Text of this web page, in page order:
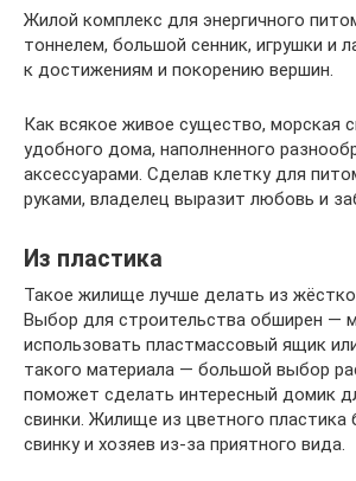
Жилой комплекс для энергичного
тоннелем, большой сенник, игрушки и
к достижениям и покорению вершин.
Как всякое живое существо, морская
удобного дома, наполненного
аксессуарами. Сделав клетку для
руками, владелец выразит любовь и
Из пластика
Такое жилище лучше делать из
Выбор для строительства обширен —
использовать пластмассовый ящик
такого материала — большой выбор
поможет сделать интересный домик
свинки. Жилище из цветного пластика
свинку и хозяев из-за приятного вида.